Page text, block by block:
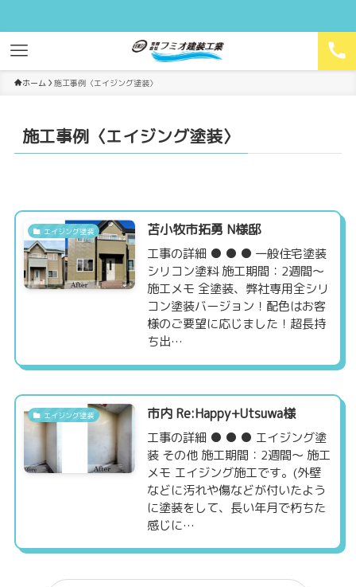
ホーム 施工事例〈エイジング塗装〉
施工事例〈エイジング塗装〉
エイジング塗装 苫小牧市拓勇 N様邸
工事の詳細 ● ● ● 一般住宅塗装
シリコン塗料 施工期間：2週間～
施工メモ 全塗装、弊社専用全シリ
コン塗装バージョン！配色はお客
様のご要望に応じました！超長持
ち出…
エイジング塗装 市内 Re:Happy+Utsuwa様
工事の詳細 ● ● ● エイジング塗
装 その他 施工期間：2週間～ 施工
メモ エイジング施工です。(外壁
などに汚れや傷などが付いたよう
に塗装をして、長い年月で朽ちた
感じに…